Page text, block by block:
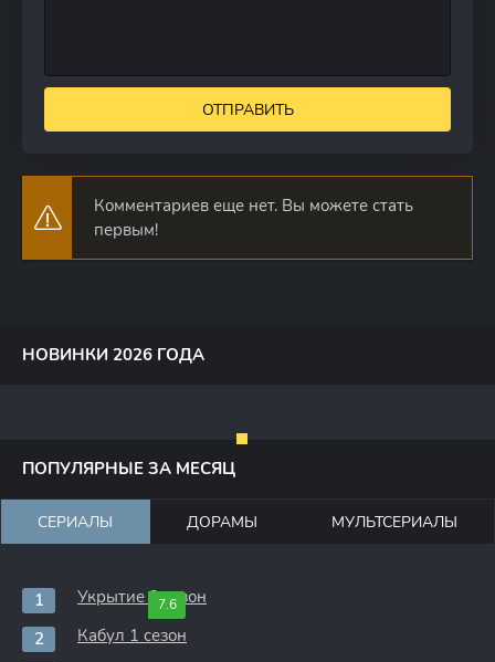
ОТПРАВИТЬ
Комментариев еще нет. Вы можете стать
первым!
НОВИНКИ 2026 ГОДА
ПОПУЛЯРНЫЕ ЗА МЕСЯЦ
СЕРИАЛЫ ДОРАМЫ МУЛЬТСЕРИАЛЫ
7.6
Укрытие 3 сезон
Кабул 1 сезон